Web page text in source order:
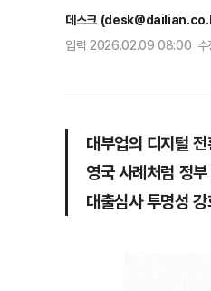
데스크
입력 2026.02.09 08:00
대부업의 디지털
영국 사례처럼 정
대출심사 투명성